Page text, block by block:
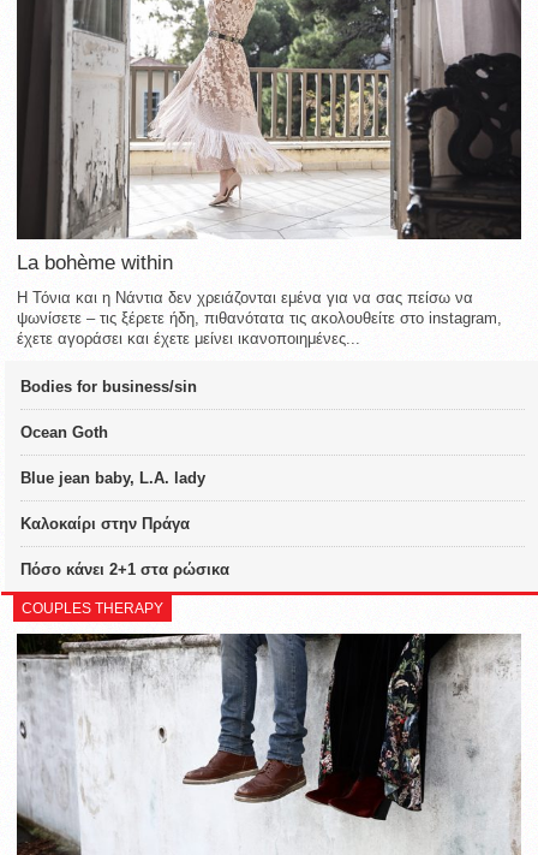
La bohème within
Η Τόνια και η Νάντια δεν χρειάζονται εμένα για να σας πείσω να
ψωνίσετε – τις ξέρετε ήδη, πιθανότατα τις ακολουθείτε στο instagram,
έχετε αγοράσει και έχετε μείνει ικανοποιημένες...
Bodies for business/sin
Ocean Goth
Blue jean baby, L.A. lady
Καλοκαίρι στην Πράγα
Πόσο κάνει 2+1 στα ρώσικα
COUPLES THERAPY